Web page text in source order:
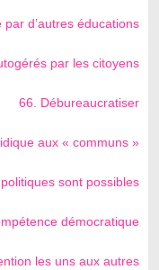
par d’autres éducations
par les citoyens
66. Débureaucratiser
aux « communs »
sont possibles
démocratique
les uns aux autres